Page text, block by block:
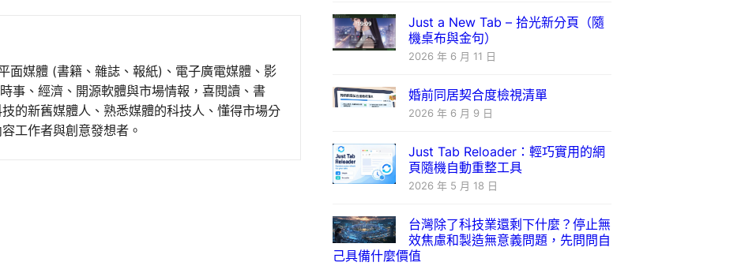
面媒體 (書籍、雜誌、報紙)、電子廣電媒體、影
事、經濟、開源軟體與市場情報，喜閱讀、書
的新舊媒體人、熟悉媒體的科技人、懂得市場分
工作者與創意發想者。
Just a New Tab – 拾光新分頁（隨
機桌布與金句）
2026 年 6 月 11 日
婚前同居契合度檢視清單
2026 年 6 月 9 日
Just Tab Reloader：輕巧實用的網
頁隨機自動重整工具
2026 年 5 月 18 日
台灣除了科技業還剩下什麼？停止無
效焦慮和製造無意義問題，先問問自
己具備什麼價值